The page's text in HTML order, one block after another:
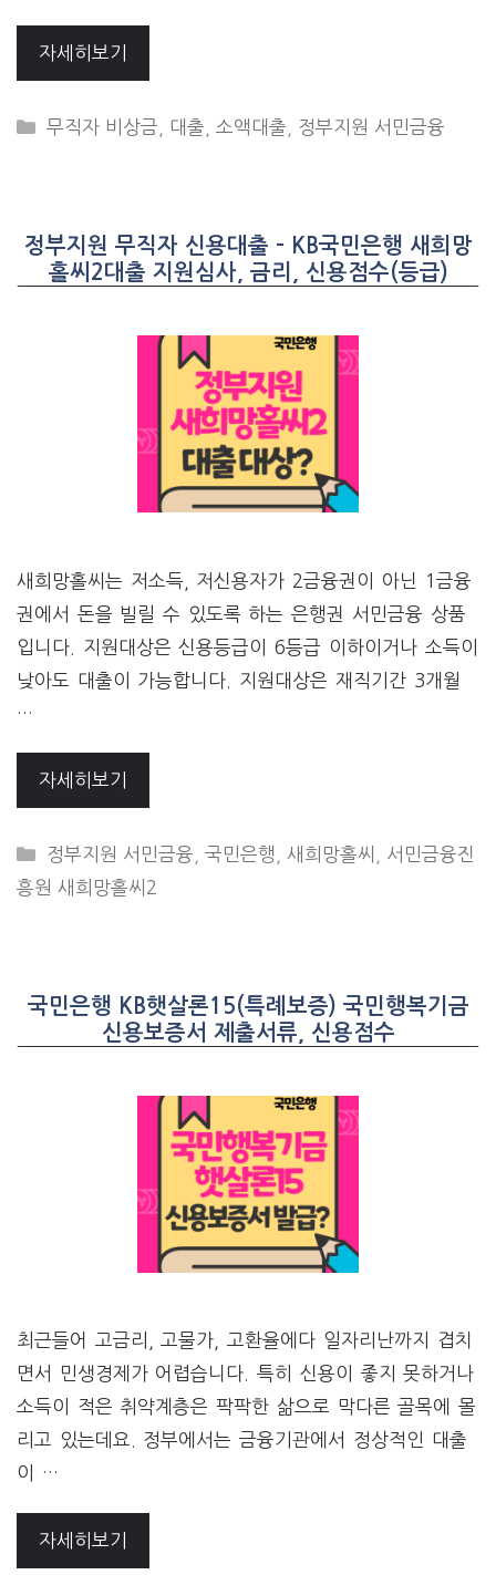
자세히보기
CATEGORIES
무직자 비상금 대출 소액대출 정부지원 서민금융
정부지원 무직자 신용대출 – KB국민은행 새희망
홀씨2대출 지원심사, 금리, 신용점수(등급)
새희망홀씨는 저소득, 저신용자가 2금융권이 아닌 1금융
권에서 돈을 빌릴 수 있도록 하는 은행권 서민금융 상품
입니다. 지원대상은 신용등급이 6등급 이하이거나 소득이
낮아도 대출이 가능합니다. 지원대상은 재직기간 3개월
…
자세히보기
CATEGORIES
정부지원 서민금융 ,국민은행 ,새희망홀씨
서민금융진
흥원 새희망홀씨2
국민은행 KB햇살론15(특례보증) 국민행복기금
신용보증서 제출서류, 신용점수
최근들어 고금리, 고물가, 고환율에다 일자리난까지 겹치
면서 민생경제가 어렵습니다. 특히 신용이 좋지 못하거나
소득이 적은 취약계층은 팍팍한 삶으로 막다른 골목에 몰
리고 있는데요. 정부에서는 금융기관에서 정상적인 대출
이 …
자세히보기